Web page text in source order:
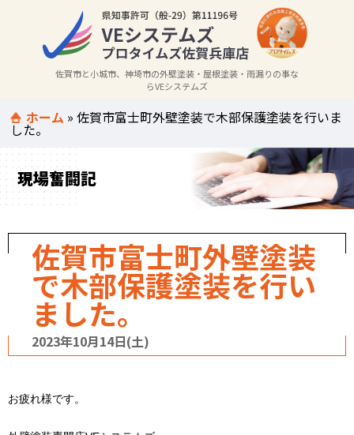
佐賀市と小城市、神埼市の外壁塗装・屋根塗装・雨漏りの事な
らVEシステムズ
ホーム »佐賀市富士町外壁塗装で木部保護塗装を行いま
した。
現場奮闘記
佐賀市富士町外壁塗装
で木部保護塗装を行い
ました。
2023年10月14日(土)
お疲れ様です。